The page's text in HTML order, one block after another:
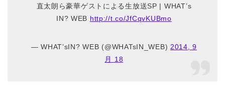
直太朗ら豪華ゲストによる生放送SP | WHAT’s
IN? WEB http://t.co/JfCqvKUBmo
— WHAT’sIN? WEB (@WHATsIN_WEB) 2014, 9
月 18